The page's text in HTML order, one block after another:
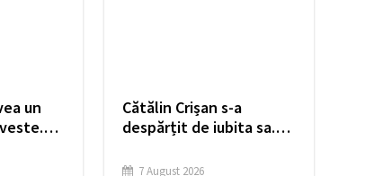
un
Cătălin Crișan s-a
despărțit de iubita sa.
„Sper să nu mă întrebați
7 August 2026